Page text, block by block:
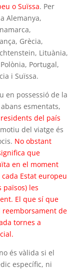
o Suïssa. Per
Alemanya,
Grècia,
Lituània,
Portugal,
i Suïssa.
en possessió de la
esmentats,
del país
del viatge és
No obstant
que
en el moment
Estat europeu
les
El que sí que
reemborsament de
tornes a
és vàlida si el
específic, ni